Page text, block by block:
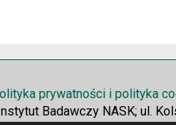
prywatności i polityka
Badawczy NASK; ul.